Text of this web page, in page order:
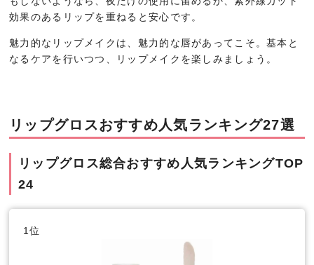
効果のあるリップを重ねると安心です。
魅力的なリップメイクは、魅力的な唇があってこそ。基本と
なるケアを行いつつ、リップメイクを楽しみましょう。
リップグロスおすすめ人気ランキング27選
リップグロス総合おすすめ人気ランキングTOP
24
1位